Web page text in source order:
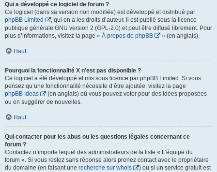
Qui a développé ce logiciel de forum ?
Ce logiciel (dans sa version non modifiée) est développé et distribué par
phpBB Limited
, qui en a les droits d’auteur. Il est publié sous la licence
publique générale GNU version 2 (GPL-2.0) et peut être diffusé librement. Pour
plus d’informations, visitez la page « À propos de phpBB » (en anglais).
Haut
Pourquoi la fonctionnalité X n’est pas disponible ?
Ce logiciel a été développé et mis sous licence par phpBB Limited. Si vous
pensez qu’une fonctionnalité nécessite d’être ajoutée, visitez la page
phpBB Ideas
(en anglais) où vous pouvez voter pour des idées proposées
ou en suggérer de nouvelles.
Haut
Qui contacter pour les abus ou les questions légales concernant ce
forum ?
Contactez n’importe lequel des administrateurs de la liste « L’équipe du
forum ». Si vous restez sans réponse alors prenez contact avec le propriétaire
du domaine (en faisant une recherche sur whois
) ou si un service gratuit est